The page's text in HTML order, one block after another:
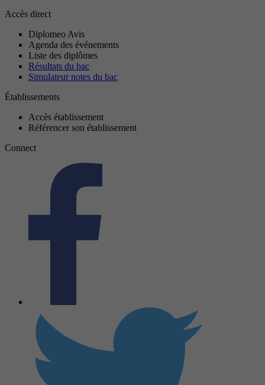
Accès direct
Diplomeo Avis
Agenda des événements
Liste des diplômes
Résultats du bac
Simulateur notes du bac
Établissements
Accès établissement
Référencer son établissement
Connect